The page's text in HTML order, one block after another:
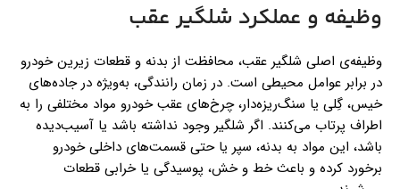
وظیفه و عملکرد شلگیر عقب
وظیفه‌ی اصلی شلگیر عقب، محافظت از بدنه و قطعات زیرین خودرو
در برابر عوامل محیطی است. در زمان رانندگی، به‌ویژه در جاده‌های
خیس، گِلی یا سنگ‌ریزه‌دار، چرخ‌های عقب خودرو مواد مختلفی را به
اطراف پرتاب می‌کنند. اگر شلگیر وجود نداشته باشد یا آسیب‌دیده
باشد، این مواد به بدنه، سپر یا حتی قسمت‌های داخلی خودرو
برخورد کرده و باعث خط و خش، پوسیدگی یا خرابی قطعات